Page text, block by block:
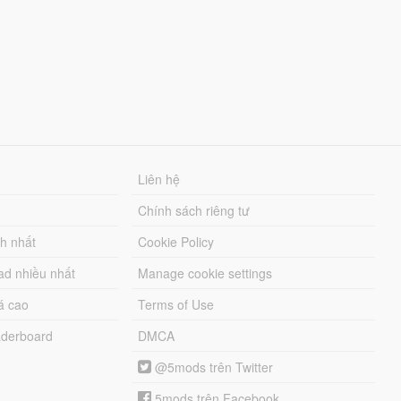
nhất
nhiều nhất
cao
Liên hệ
Chính sách riêng tư
Cookie Policy
Manage cookie settings
Terms of Use
DMCA
@5mods trên Twitter